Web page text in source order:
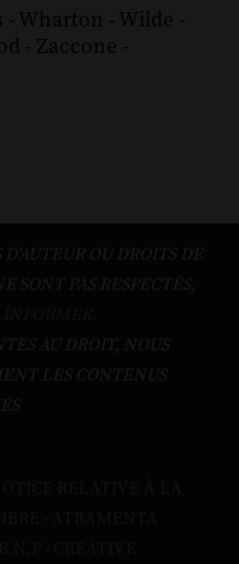
- Wharton - Wilde -
- Zaccone -